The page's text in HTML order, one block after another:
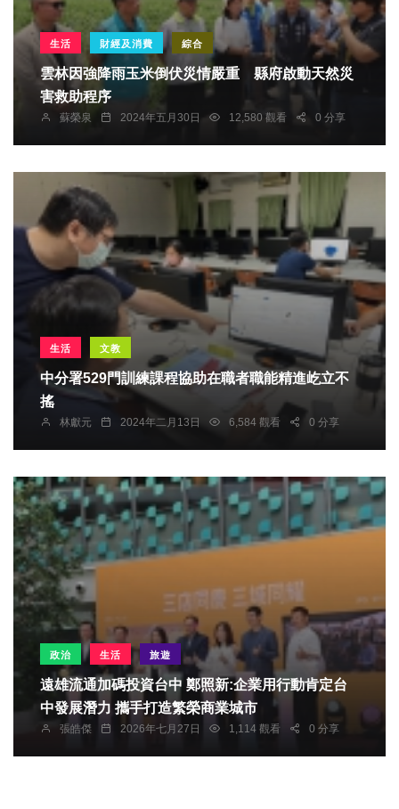
生活 財經及消費 綜合
雲林因強降雨玉米倒伏災情嚴重 縣府啟動天然災
害救助程序
蘇榮泉 2024年五月30日 12,580 觀看 0 分享
生活 文教
中分署529門訓練課程協助在職者職能精進屹立不
搖
林獻元 2024年二月13日 6,584 觀看 0 分享
政治 生活 旅遊
遠雄流通加碼投資台中 鄭照新:企業用行動肯定台
中發展潛力 攜手打造繁榮商業城市
張皓傑 2026年七月27日 1,114 觀看 0 分享